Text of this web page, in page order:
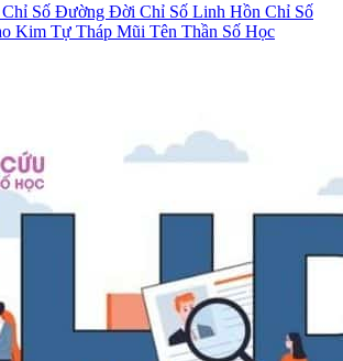
Chỉ Số Đường Đời Chỉ Số Linh Hồn Chỉ Số
Kim Tự Tháp Mũi Tên Thần Số Học